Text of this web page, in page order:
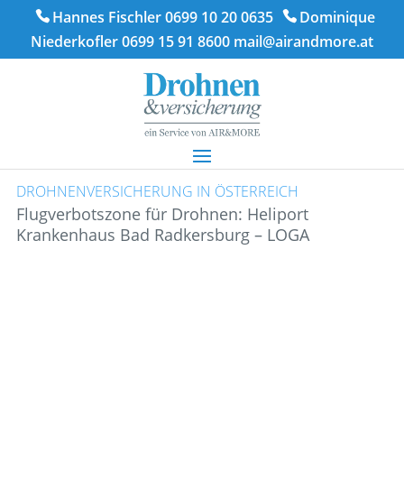
Hannes Fischler 0699 10 20 0635
Dominique
Niederkofler 0699 15 91 8600 mail@airandmore.at
DROHNENVERSICHERUNG IN ÖSTERREICH
Flugverbotszone für Drohnen: Heliport
Krankenhaus Bad Radkersburg – LOGA